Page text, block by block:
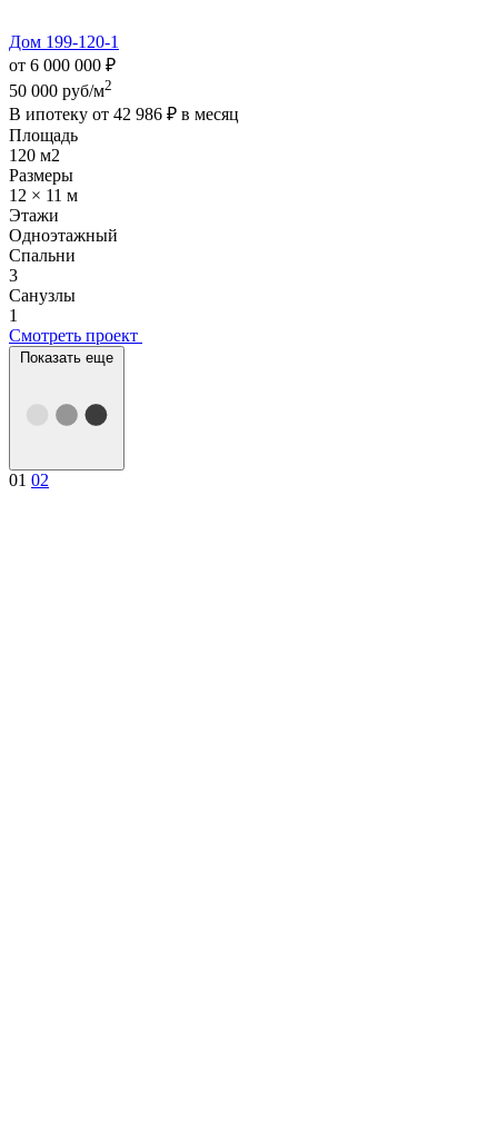
Дом 199-120-1
от 6 000 000 ₽
50 000 руб/м2
В ипотеку от 42 986 ₽ в месяц
Площадь
120 м2
Размеры
12 × 11 м
Этажи
Одноэтажный
Спальни
3
Санузлы
1
Смотреть проект
Показать еще
01 02